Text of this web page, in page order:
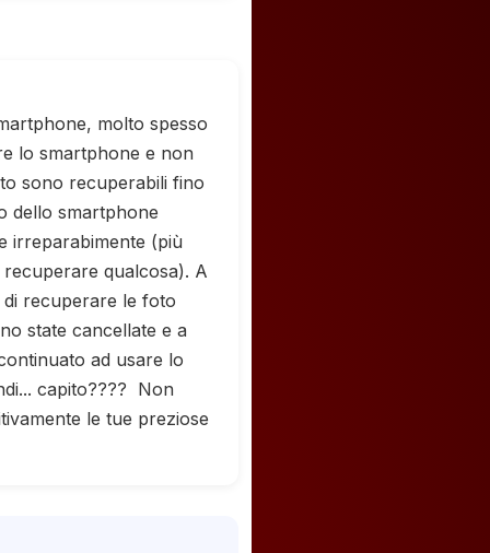
molto spesso
lo smartphone e non
sono recuperabili fino
dello smartphone
irreparabimente (più
qualcosa). A
recuperare le foto
state cancellate e a
ad usare lo
capito???? Non
le tue preziose